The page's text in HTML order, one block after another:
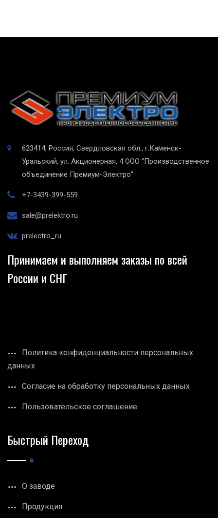
623414, Россия, Свердловская обл., г.Каменск-
Уральский, ул. Акционерная, 4 ООО "Производственное
объединение Премиум-Электро"
+7-3439-399-559
sale@prelektro.ru
prelectro_ru
Принимаем и выполняем заказы по всей
России и СНГ
Политика конфиденциальности персональных
данных
Согласие на обработку персональных данных
Пользовательское соглашение
Быстрый Переход
О заводе
Продукция